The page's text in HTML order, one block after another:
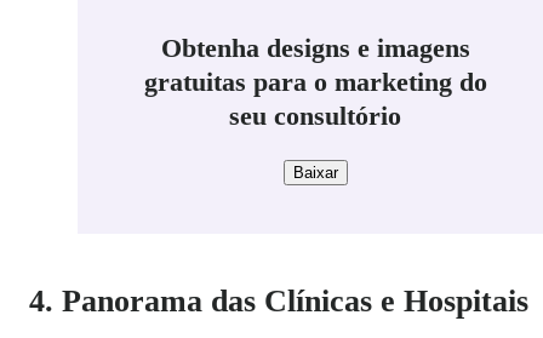
Obtenha designs e imagens
gratuitas para o marketing do
seu consultório
Baixar
4. Panorama das Clínicas e Hospitais